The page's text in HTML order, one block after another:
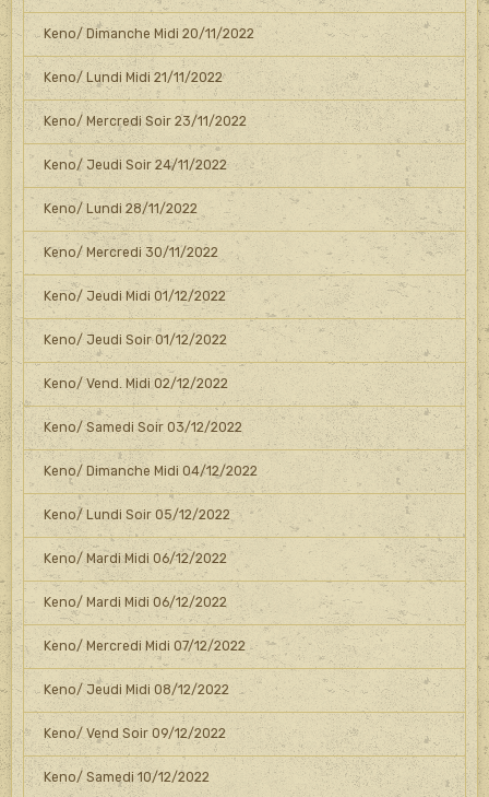
Keno/ Dimanche Midi 20/11/2022
Keno/ Lundi Midi 21/11/2022
Keno/ Mercredi Soir 23/11/2022
Keno/ Jeudi Soir 24/11/2022
Keno/ Lundi 28/11/2022
Keno/ Mercredi 30/11/2022
Keno/ Jeudi Midi 01/12/2022
Keno/ Jeudi Soir 01/12/2022
Keno/ Vend. Midi 02/12/2022
Keno/ Samedi Soir 03/12/2022
Keno/ Dimanche Midi 04/12/2022
Keno/ Lundi Soir 05/12/2022
Keno/ Mardi Midi 06/12/2022
Keno/ Mardi Midi 06/12/2022
Keno/ Mercredi Midi 07/12/2022
Keno/ Jeudi Midi 08/12/2022
Keno/ Vend Soir 09/12/2022
Keno/ Samedi 10/12/2022